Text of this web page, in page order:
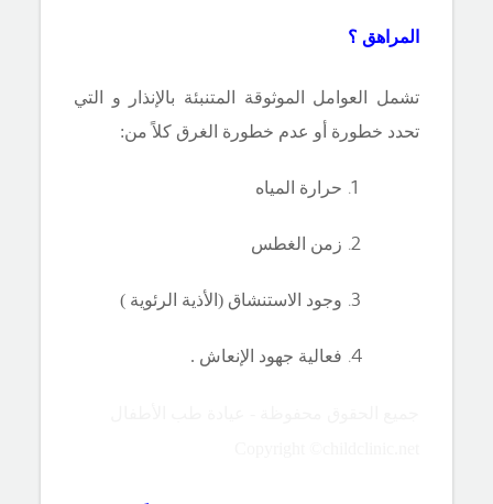
المراهق ؟
تشمل العوامل الموثوقة المتنبئة بالإنذار و التي
تحدد خطورة أو عدم خطورة الغرق كلاً من:
حرارة المياه
زمن الغطس
وجود الاستنشاق (الأذية الرئوية )
فعالية جهود الإنعاش .